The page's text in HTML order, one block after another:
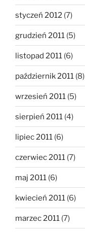
styczeń 2012 (7)
grudzień 2011 (5)
listopad 2011 (6)
październik 2011 (8)
wrzesień 2011 (5)
sierpień 2011 (4)
lipiec 2011 (6)
czerwiec 2011 (7)
maj 2011 (6)
kwiecień 2011 (6)
marzec 2011 (7)